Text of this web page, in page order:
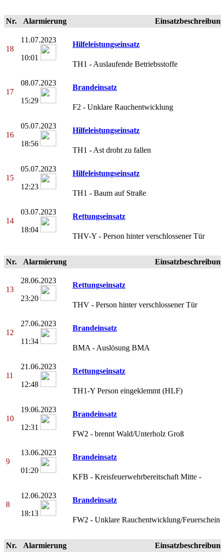
Nr. Alarmierung
18
11.07.2023
10:01
Hilfeleistungseinsatz
TH1 - Auslaufende Betriebsstoffe
17
08.07.2023
15:29
Brandeinsatz
F2 - Unklare Rauchentwicklung
16
05.07.2023
18:56
Hilfeleistungseinsatz
TH1 - Ast droht zu fallen
15
05.07.2023
12:23
Hilfeleistungseinsatz
TH1 - Baum auf Straße
14
03.07.2023
18:04
Rettungseinsatz
THV-Y - Person hinter verschlossener Tür
Nr. Alarmierung
13
28.06.2023
23:20
Rettungseinsatz
THV - Person hinter verschlossener Tür
12
27.06.2023
11:34
Brandeinsatz
BMA - Auslösung BMA
11
21.06.2023
12:48
Rettungseinsatz
TH1-Y Person eingeklemmt (HLF)
10
19.06.2023
12:31
Brandeinsatz
FW2 - brennt Wald/Unterholz Groß
9
13.06.2023
01:20
Brandeinsatz
KFB - Kreisfeuerwehrbereitschaft Mitte -
8
12.06.2023
18:13
Brandeinsatz
FW2 - Unklare Rauchentwicklung/Feuerschein
Nr. Alarmierung